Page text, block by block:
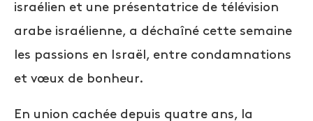
israélien et une présentatrice de télévision
arabe israélienne, a déchaîné cette semaine
les passions en Israël, entre condamnations
et vœux de bonheur.
En union cachée depuis quatre ans, la